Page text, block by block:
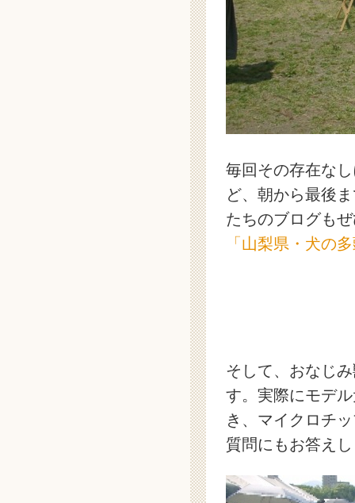
毎回その存在な
ど、朝から最後
たちのブログも
「山梨県・犬の
そして、おなじ
す。実際にモデ
き、マイクロチ
質問にもお答え